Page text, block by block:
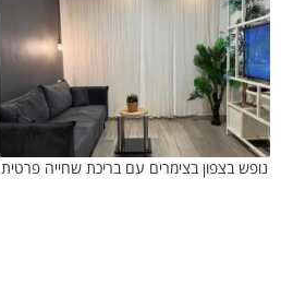
נופש בצפון בצימרים עם בריכת שחייה פרטית